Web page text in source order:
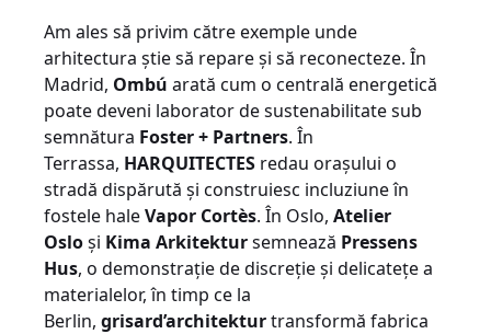
Am ales să privim către exemple unde
arhitectura știe să repare și să reconecteze. În
Madrid, Ombú arată cum o centrală energetică
poate deveni laborator de sustenabilitate sub
semnătura Foster + Partners. În
Terrassa, HARQUITECTES redau orașului o
stradă dispărută și construiesc incluziune în
fostele haleVapor Cortès. În Oslo, Atelier
Osloși Kima Arkitektursemnează Pressens
Hus, o demonstrație de discreție și delicatețe a
materialelor, în timp ce la
Berlin, grisard’architekturtransformă fabrica